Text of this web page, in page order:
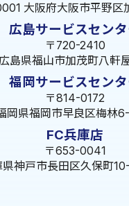
大阪府大阪市平野区
広島サービスセン
〒720-2410
島県福山市加茂町八軒
福岡サービスセン
〒814-0172
岡県福岡市早良区梅林
FC兵庫店
〒653-0041
県神戸市長田区久保町